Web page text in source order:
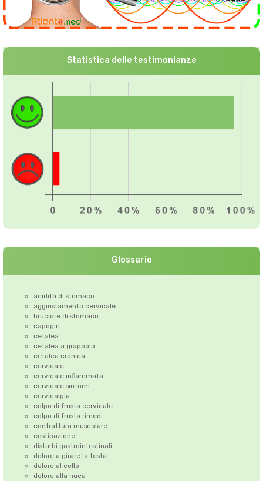
Statistica delle testimonianze
Glossario
acidità di stomaco
aggiustamento cervicale
bruciore di stomaco
capogiri
cefalea
cefalea a grappolo
cefalea cronica
cervicale
cervicale infiammata
cervicale sintomi
cervicalgia
colpo di frusta cervicale
colpo di frusta rimedi
contrattura muscolare
costipazione
disturbi gastrointestinali
dolore a girare la testa
dolore al collo
dolore alla nuca